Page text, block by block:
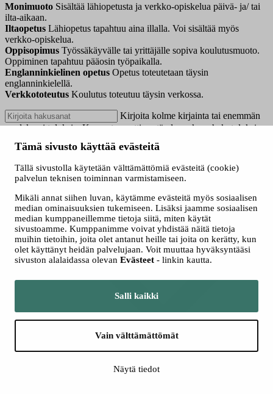
Tämä sivusto käyttää evästeitä
Tällä sivustolla käytetään välttämättömiä evästeitä (cookie)
palvelun teknisen toiminnan varmistamiseen.
Mikäli annat siihen luvan, käytämme evästeitä myös sosiaalisen
median ominaisuuksien tukemiseen. Lisäksi jaamme sosiaalisen
median kumppaneillemme tietoja siitä, miten käytät
sivustoamme. Kumppanimme voivat yhdistää näitä tietoja
muihin tietoihin, joita olet antanut heille tai joita on kerätty, kun
olet käyttänyt heidän palvelujaan. Voit muuttaa hyväksyntääsi
sivuston alalaidassa olevan Evästeet - linkin kautta.
Salli kaikki
Vain välttämättömät
Näytä tiedot
Monimuoto Sisältää lähiopetusta ja verkko-opiskelua päivä- ja/ tai
ilta-aikaan.
Iltaopetus Lähiopetus tapahtuu aina illalla. Voi sisältää myös
verkko-opiskelua.
Oppisopimus Työssäkäyvälle tai yrittäjälle sopiva koulutusmuoto.
Oppiminen tapahtuu pääosin työpaikalla.
Englanninkielinen opetus Opetus toteutetaan täysin
englanninkielellä.
Verkkototeutus Koulutus toteutuu täysin verkossa.
Kirjoita kolme kirjainta tai enemmän
saadaksesi tuloksia. Kun automaattisen täydennyksen hakutuloksia
valintaan. Kosketuslaitteiden käyttäjille, tutki koskettamalla tai
Näytä vain nyt haussa olevat
Valitse hakutapa
Kaikki
Jatkuva haku
Yhteishaku